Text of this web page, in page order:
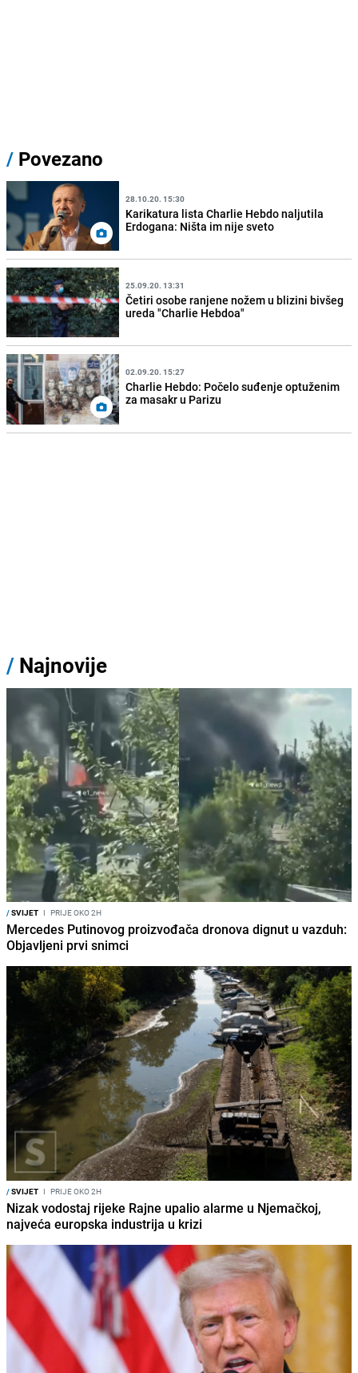
/ Povezano
28.10.20. 15:30
Karikatura lista Charlie Hebdo naljutila
Erdogana: Ništa im nije sveto
25.09.20. 13:31
Četiri osobe ranjene nožem u blizini bivšeg
ureda "Charlie Hebdoa"
02.09.20. 15:27
Charlie Hebdo: Počelo suđenje optuženim
za masakr u Parizu
/ Najnovije
/SVIJET I PRIJE OKO 2H
Mercedes Putinovog proizvođača dronova dignut u vazduh:
Objavljeni prvi snimci
/SVIJET I PRIJE OKO 2H
Nizak vodostaj rijeke Rajne upalio alarme u Njemačkoj,
najveća europska industrija u krizi